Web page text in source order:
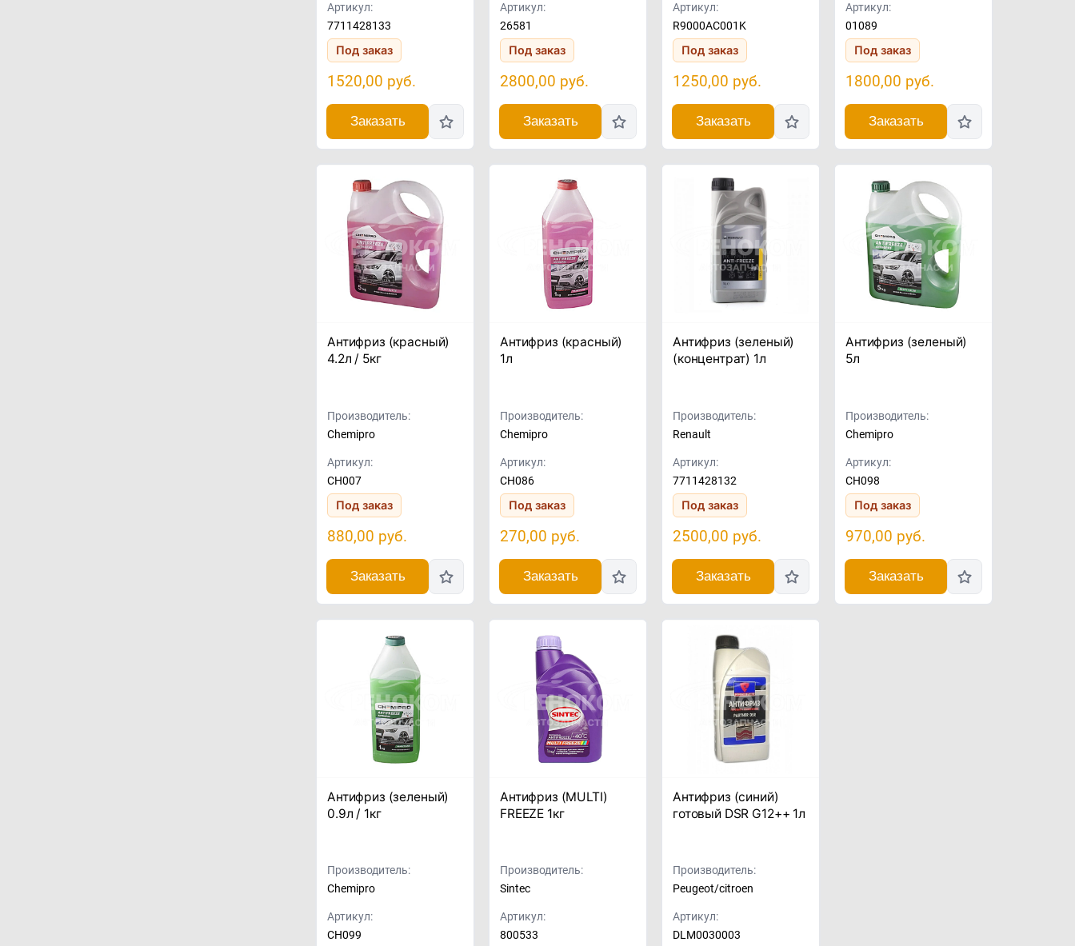
Артикул:
7711428133
Под заказ
1520,00 руб.
Заказать
Артикул:
26581
Под заказ
2800,00 руб.
Заказать
Артикул:
R9000AC001K
Под заказ
1250,00 руб.
Заказать
Артикул:
01089
Под заказ
1800,00 руб.
Заказать
Антифриз (красный)
4.2л / 5кг
Производитель:
Chemipro
Артикул:
CH007
Под заказ
880,00 руб.
Заказать
Антифриз (красный)
1л
Производитель:
Chemipro
Артикул:
CH086
Под заказ
270,00 руб.
Заказать
Антифриз (зеленый)
(концентрат) 1л
Производитель:
Renault
Артикул:
7711428132
Под заказ
2500,00 руб.
Заказать
Антифриз (зеленый)
5л
Производитель:
Chemipro
Артикул:
CH098
Под заказ
970,00 руб.
Заказать
Антифриз (зеленый)
0.9л / 1кг
Производитель:
Chemipro
Артикул:
CH099
Антифриз (MULTI)
FREEZE 1кг
Производитель:
Sintec
Артикул:
800533
Антифриз (синий)
готовый DSR G12++ 1л
Производитель:
Peugeot/citroen
Артикул:
DLM0030003